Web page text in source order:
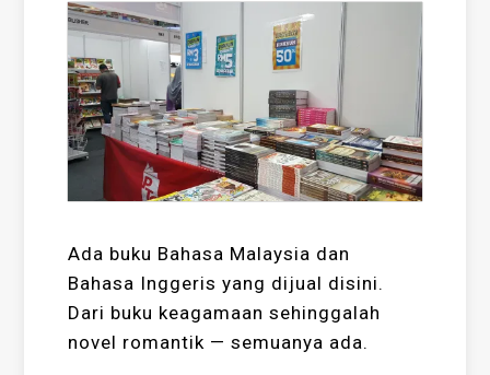
Ada buku Bahasa Malaysia dan
Bahasa Inggeris yang dijual disini.
Dari buku keagamaan sehinggalah
novel romantik — semuanya ada.